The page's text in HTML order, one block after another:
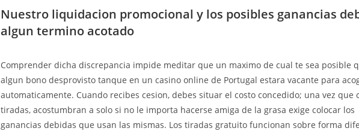
Nuestro liquidacion promocional y los posibles ganancias
algun termino acotado
Comprender dicha discrepancia impide meditar que un maximo de cual te sea posible
algun bono desprovisto tanque en un casino online de Portugal estara vacante para
automaticamente. Cuando recibes cesion, debes situar el costo concedido; una vez que
tiradas, acostumbran a solo si no le importa hacerse amiga de la grasa exige colocar los
ganancias debidas que usan las mismas. Los tiradas gratuito funcionan sobre forma